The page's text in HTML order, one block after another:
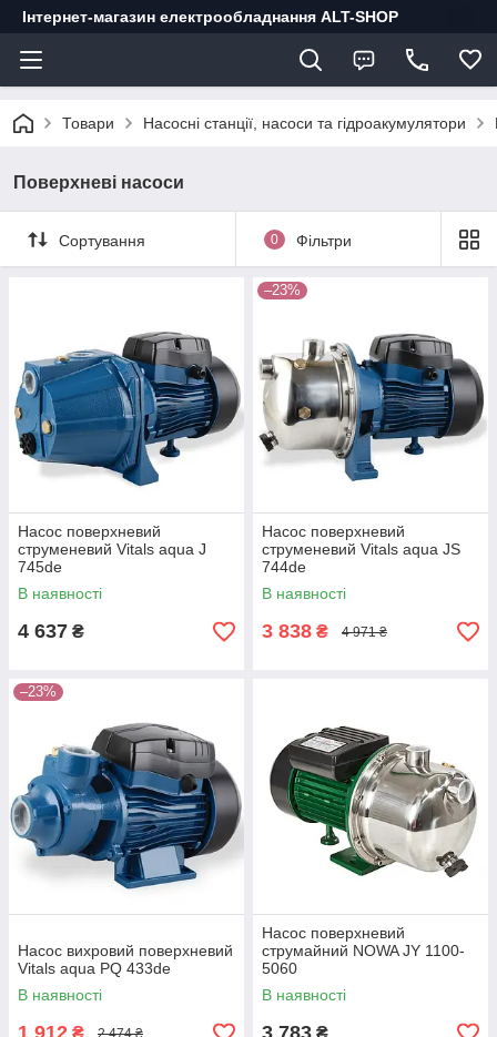
Інтернет-магазин електрообладнання ALT-SHOP
Товари Насосні станції, насоси та гідроакумулятори
Поверхневі насоси
Сортування 0 Фільтри
Насос поверхневий
струменевий Vitals aqua J
745de
В наявності
4 637 ₴
–23%
Насос поверхневий
струменевий Vitals aqua JS
744de
В наявності
3 838 ₴ 4 971 ₴
–23%
Насос вихровий поверхневий
Vitals aqua PQ 433de
В наявності
1 912 ₴ 2 474 ₴
Насос поверхневий
струмайний NOWA JY 1100-
5060
В наявності
3 783 ₴